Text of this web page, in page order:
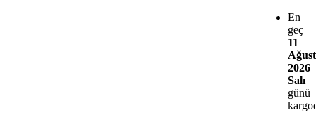
En
geç
11
2026
Salı
günü